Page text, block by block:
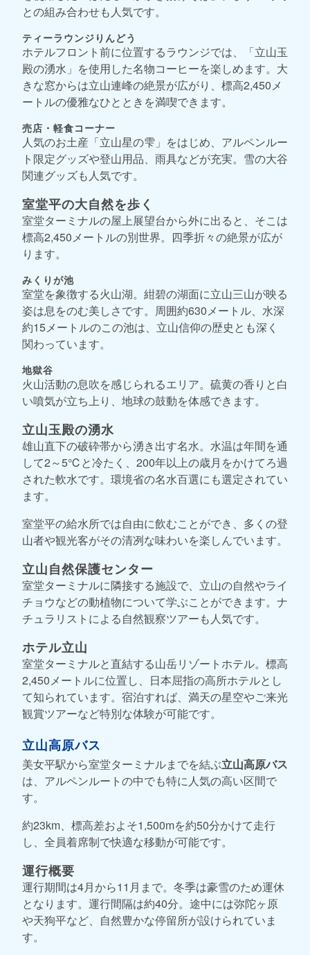
との組み合わせも人気です。
ティーラウンジりんどう
ホテルフロント前に位置するラウンジでは、「立山玉
殿の湧水」を使用した名物コーヒーを楽しめます。大
きな窓からは立山連峰の絶景が広がり、標高2,450メ
ートルの優雅なひとときを満喫できます。
売店・軽食コーナー
人気のお土産「立山星の雫」をはじめ、アルペンルー
ト限定グッズや登山用品、雨具などが充実。雪の大谷
関連グッズも人気です。
室堂平の大自然を歩く
室堂ターミナルの屋上展望台から外に出ると、そこは
標高2,450メートルの別世界。四季折々の絶景が広が
ります。
みくりが池
室堂を象徴する火山湖。紺碧の湖面に立山三山が映る
姿は息をのむ美しさです。周囲約630メートル、水深
約15メートルのこの池は、立山信仰の歴史とも深く
関わっています。
地獄谷
火山活動の息吹を感じられるエリア。硫黄の香りと白
い噴気が立ち上り、地球の鼓動を体感できます。
立山玉殿の湧水
雄山直下の破砕帯から湧き出す名水。水温は年間を通
して2～5℃と冷たく、200年以上の歳月をかけてろ過
された軟水です。環境省の名水百選にも選定されてい
ます。
室堂平の給水所では自由に飲むことができ、多くの登
山者や観光客がその清冽な味わいを楽しんでいます。
立山自然保護センター
室堂ターミナルに隣接する施設で、立山の自然やライ
チョウなどの動植物について学ぶことができます。ナ
チュラリストによる自然観察ツアーも人気です。
ホテル立山
室堂ターミナルと直結する山岳リゾートホテル。標高
2,450メートルに位置し、日本屈指の高所ホテルとし
て知られています。宿泊すれば、満天の星空やご来光
観賞ツアーなど特別な体験が可能です。
立山高原バス
美女平駅から室堂ターミナルまでを結ぶ立山高原バス
は、アルペンルートの中でも特に人気の高い区間で
す。
約23km、標高差およそ1,500mを約50分かけて走行
し、全員着席制で快適な移動が可能です。
運行概要
運行期間は4月から11月まで。冬季は豪雪のため運休
となります。運行間隔は約40分。途中には弥陀ヶ原
や天狗平など、自然豊かな停留所が設けられていま
す。